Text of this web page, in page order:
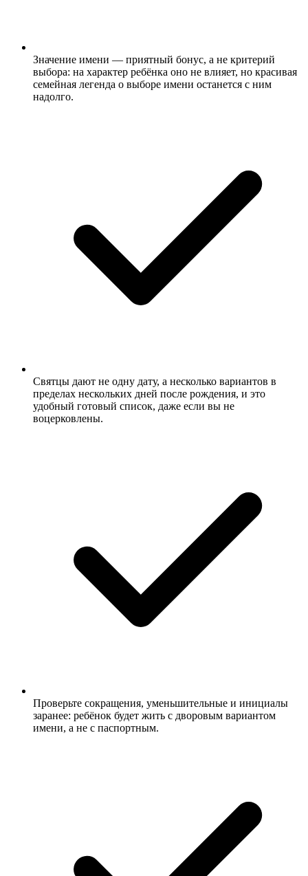
Значение имени — приятный бонус, а не критерий
выбора: на характер ребёнка оно не влияет, но красивая
семейная легенда о выборе имени останется с ним
надолго.
Святцы дают не одну дату, а несколько вариантов в
пределах нескольких дней после рождения, и это
удобный готовый список, даже если вы не
воцерковлены.
Проверьте сокращения, уменьшительные и инициалы
заранее: ребёнок будет жить с дворовым вариантом
имени, а не с паспортным.